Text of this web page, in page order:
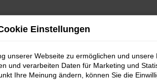
Einstellungen
unserer Webseite zu ermöglichen und unsere
und verarbeiten Daten für Marketing und
Ihre Meinung ändern, können Sie die